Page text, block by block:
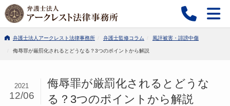
弁護士法人アークレスト法律事務所 弁護士監修コラム 風評被害・誹謗中傷
侮辱罪が厳罰化されるとどうなる？3つのポイントから解説
侮辱罪が厳罰化されるとどうな
る？3つのポイントから解説
2021
12/06